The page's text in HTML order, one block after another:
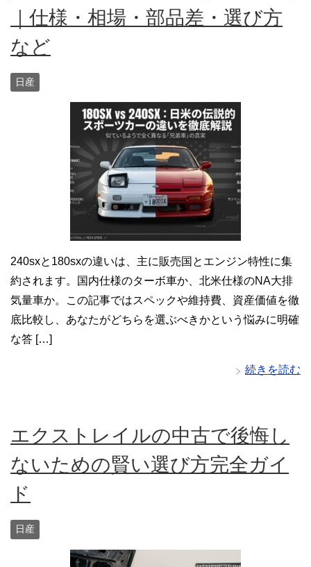
｜仕様・相場・部品差・選び方
など
日産
240sxと180sxの違いは、主に販売国とエンジン特性に集
約されます。国内仕様のターボ車か、北米仕様のNA大排
気量車か。この記事ではスペックや維持費、資産価値を徹
底比較し、あなたがどちらを選ぶべきかという悩みに明確
な答 […]
続きを読む
エクストレイルの中古で後悔し
ないための賢い選び方完全ガイ
ド
日産